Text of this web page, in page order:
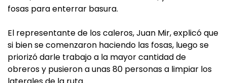
fosas para enterrar basura.
El representante de los caleros, Juan Mir, explicó que
si bien se comenzaron haciendo las fosas, luego se
priorizó darle trabajo a la mayor cantidad de
obreros y pusieron a unas 80 personas a limpiar los